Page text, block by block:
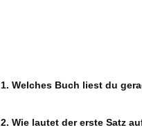
1. Welches Buch liest du
2. Wie lautet der erste Satz